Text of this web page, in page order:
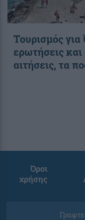
Toυρισμός
ερωτήσεις και
αιτήσεις, τα
Όροι
χρήσης